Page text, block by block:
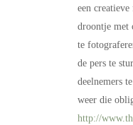
een
droontje met
te
de pers te
deelnemers
weer die
http://